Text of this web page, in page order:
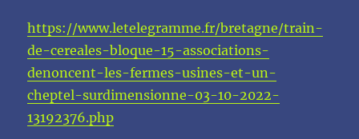
https://www.letelegramme.fr/bretagne/train-
de-cereales-bloque-15-associations-
denoncent-les-fermes-usines-et-un-
cheptel-surdimensionne-03-10-2022-
13192376.php